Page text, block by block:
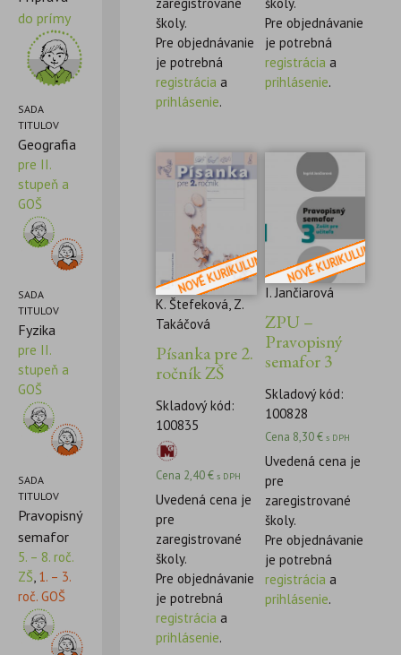
do prímy
SADA
TITULOV
Geografia
pre II.
stupeň a
GOŠ
SADA
TITULOV
Fyzika
pre II.
stupeň a
GOŠ
SADA
TITULOV
Pravopisný
semafor
5. – 8. roč.
ZŠ,1. – 3.
roč. GOŠ
zaregistrované
školy.
Pre objednávanie
je potrebná
registrácia a
prihlásenie.
školy.
Pre objednávanie
je potrebná
registrácia a
prihlásenie.
K. Štefeková, Z.
Takáčová
Písanka pre 2.
ročník ZŠ
Skladový kód:
100835
Cena 2,40€ s DPH
Uvedená cena je
pre
zaregistrované
školy.
Pre objednávanie
je potrebná
registrácia a
prihlásenie.
I. Jančiarová
ZPU –
Pravopisný
semafor 3
Skladový kód:
100828
Cena 8,30€ s DPH
Uvedená cena je
pre
zaregistrované
školy.
Pre objednávanie
je potrebná
registrácia a
prihlásenie.